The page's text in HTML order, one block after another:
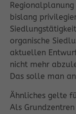
bislang
organische
aktuellen
nicht mehr
Das solle man
Ähnliches gelte
Als